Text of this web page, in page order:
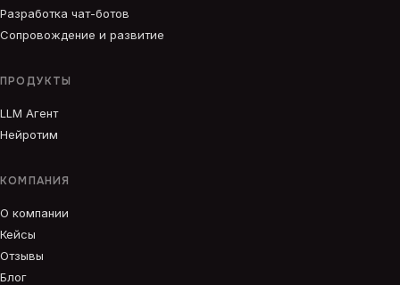
Разработка чат-ботов
Сопровождение и развитие
ПРОДУКТЫ
LLM Агент
Нейротим
КОМПАНИЯ
О компании
Кейсы
Отзывы
Блог